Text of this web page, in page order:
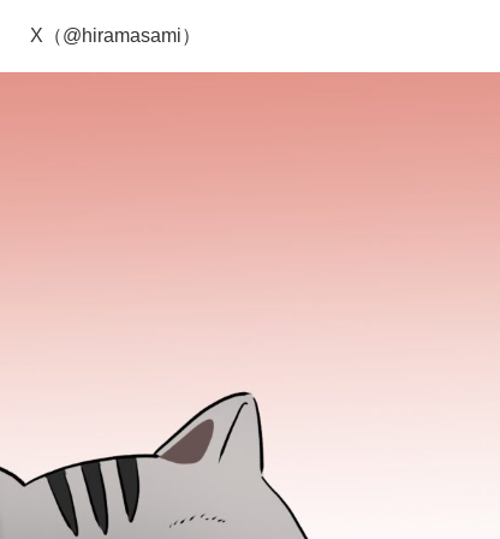
X（@hiramasami）